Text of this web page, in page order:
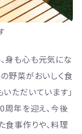
身も心も元気にな
野菜がおいしく食
ただいています」
周年を迎え、今後
食事作りや、料理